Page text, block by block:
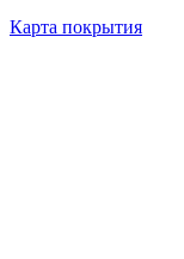
Карта покрытия